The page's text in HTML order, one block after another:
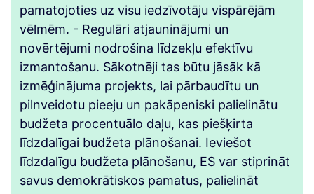
pamatojoties uz visu iedzīvotāju vispārējām
vēlmēm. - Regulāri atjauninājumi un
novērtējumi nodrošina līdzekļu efektīvu
izmantošanu. Sākotnēji tas būtu jāsāk kā
izmēģinājuma projekts, lai pārbaudītu un
pilnveidotu pieeju un pakāpeniski palielinātu
budžeta procentuālo daļu, kas piešķirta
līdzdalīgai budžeta plānošanai. Ieviešot
līdzdalīgu budžeta plānošanu, ES var stiprināt
savus demokrātiskos pamatus, palielināt